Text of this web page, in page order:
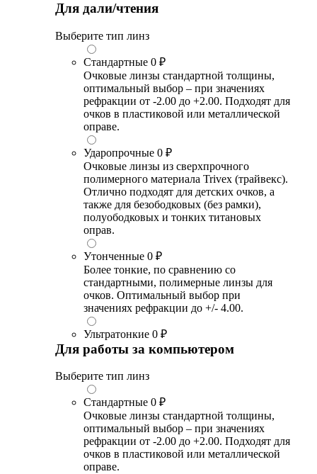
Для дали/чтения
Выберите тип линз
Стандартные 0 ₽
Очковые линзы стандартной толщины,
оптимальный выбор – при значениях
рефракции от -2.00 до +2.00. Подходят для
очков в пластиковой или металлической
оправе.
Ударопрочные 0 ₽
Очковые линзы из сверхпрочного
полимерного материала Trivex (трайвекс).
Отлично подходят для детских очков, а
также для безободковых (без рамки),
полуободковых и тонких титановых
оправ.
Утонченные 0 ₽
Более тонкие, по сравнению со
стандартными, полимерные линзы для
очков. Оптимальный выбор при
значениях рефракции до +/- 4.00.
Ультратонкие 0 ₽
Для работы за компьютером
Выберите тип линз
Стандартные 0 ₽
Очковые линзы стандартной толщины,
оптимальный выбор – при значениях
рефракции от -2.00 до +2.00. Подходят для
очков в пластиковой или металлической
оправе.